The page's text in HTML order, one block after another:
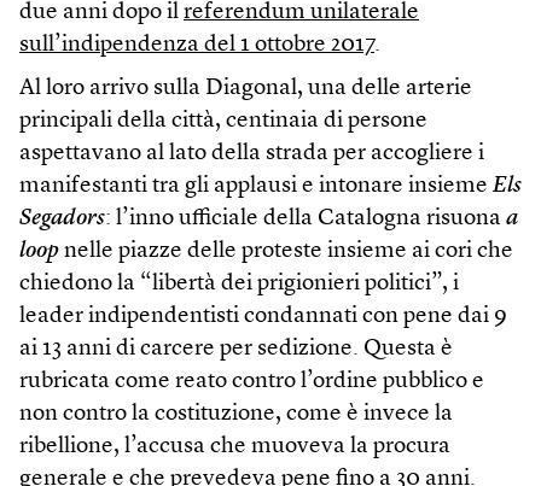
due anni dopo il referendum unilaterale
sull’indipendenza del 1 ottobre 2017.
Al loro arrivo sulla Diagonal, una delle arterie
principali della città, centinaia di persone
aspettavano al lato della strada per accogliere i
manifestanti tra gli applausi e intonare insieme Els
Segadors: l’inno ufficiale della Catalogna risuona a
loop nelle piazze delle proteste insieme ai cori che
chiedono la “libertà dei prigionieri politici”, i
leader indipendentisti condannati con pene dai 9
ai 13 anni di carcere per sedizione. Questa è
rubricata come reato contro l’ordine pubblico e
non contro la costituzione, come è invece la
ribellione, l’accusa che muoveva la procura
generale e che prevedeva pene fino a 30 anni.